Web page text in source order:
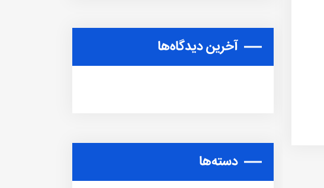
آخرین دیدگاه‌ها
دسته‌ها